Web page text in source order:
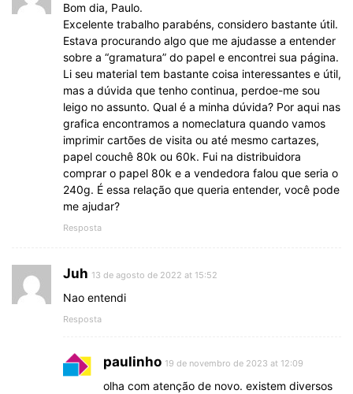
Bom dia, Paulo.
Excelente trabalho parabéns, considero bastante útil.
Estava procurando algo que me ajudasse a entender
sobre a “gramatura” do papel e encontrei sua página.
Li seu material tem bastante coisa interessantes e útil,
mas a dúvida que tenho continua, perdoe-me sou
leigo no assunto. Qual é a minha dúvida? Por aqui nas
grafica encontramos a nomeclatura quando vamos
imprimir cartões de visita ou até mesmo cartazes,
papel couchê 80k ou 60k. Fui na distribuidora
comprar o papel 80k e a vendedora falou que seria o
240g. É essa relação que queria entender, você pode
me ajudar?
Resposta
Juh 13 de agosto de 2022 at 15:52
Nao entendi
Resposta
paulinho 19 de novembro de 2023 at 12:09
olha com atenção de novo. existem diversos